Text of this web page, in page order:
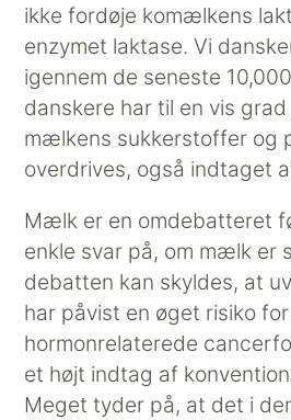
ikke fordøje komælkens
enzymet laktase. Vi
igennem de seneste
danskere har til en vis
mælkens sukkerstoffer og
overdrives, også indtaget
Mælk er en omdebatteret
enkle svar på, om mælk er
debatten kan skyldes, at
har påvist en øget risiko
hormonrelaterede
et højt indtag af
Meget tyder på, at det i